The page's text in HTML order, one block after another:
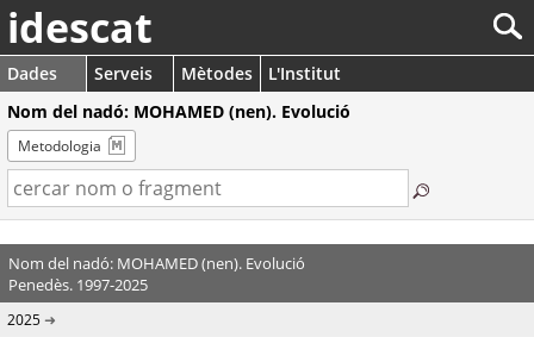
idescat
Dades Serveis Mètodes
L'Institut
Nom del nadó: MOHAMED (nen). Evolució
Metodologia
Nom del nadó: MOHAMED (nen). Evolució
Penedès. 1997-2025
2025